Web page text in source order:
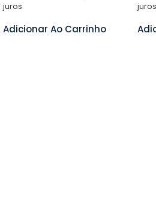
juros
Adicionar Ao Carrinho
juros